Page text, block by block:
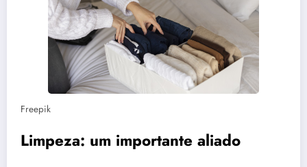
Freepik
Limpeza: um importante aliado